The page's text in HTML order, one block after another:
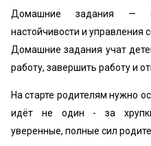
Домашние задания —
настойчивости и управления
Домашние задания учат
работу, завершить работу и
На старте родителям нужно
идёт не один - за
уверенные, полные сил